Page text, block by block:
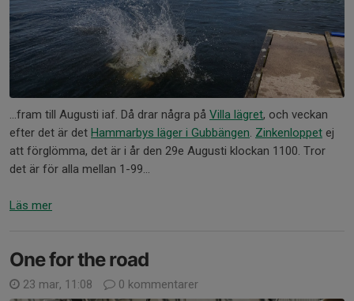
...fram till Augusti iaf. Då drar några på Villa lägret, och veckan
efter det är det Hammarbys läger i Gubbängen. Zinkenloppet ej
att förglömma, det är i år den 29e Augusti klockan 1100. Tror
det är för alla mellan 1-99...
Läs mer
One for the road
23 mar, 11:08 0 kommentarer